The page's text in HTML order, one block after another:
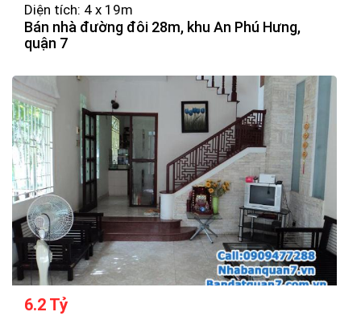
Diện tích: 4 x 19m
Bán nhà đường đôi 28m, khu An Phú Hưng,
quận 7
6.2 Tỷ